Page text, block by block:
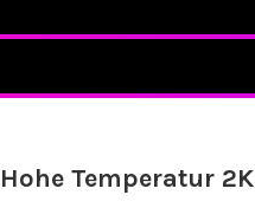
Temperatur 2K